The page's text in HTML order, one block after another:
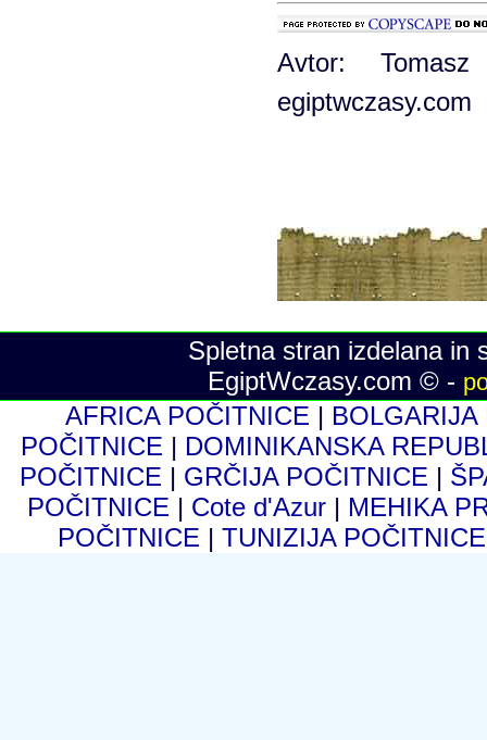
Avtor:
egiptwczasy.com
Spletna stran izdelana in
EgiptWczasy.com © -
AFRICA POČITNICE |
POČITNICE | DOMINIKANSKA
POČITNICE | GRČIJA POČITNICE |
POČITNICE | Cote d'Azur | MEHIKA
POČITNICE |TUNIZIJA